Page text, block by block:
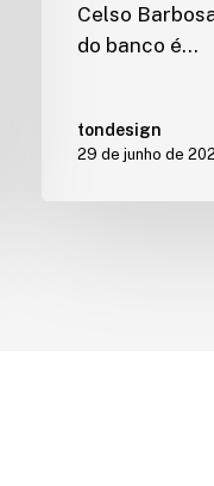
Celso
do banco é…
tondesign
29 de junho de